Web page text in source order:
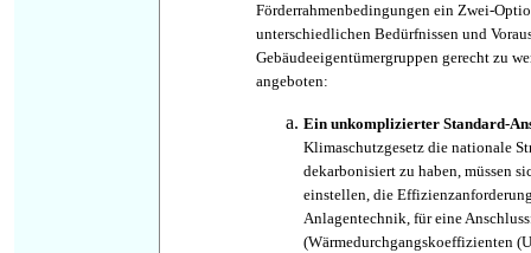
Förderrahmenbedingungen ein Zwei-
unterschiedlichen Bedürfnissen und
Gebäudeeigentümergruppen gerecht zu
angeboten:
Ein unkomplizierter Standard-
Klimaschutzgesetz die nationale
dekarbonisiert zu haben, müssen
einstellen, die
Anlagentechnik, für eine
(Wärmedurchgangskoeffizienten